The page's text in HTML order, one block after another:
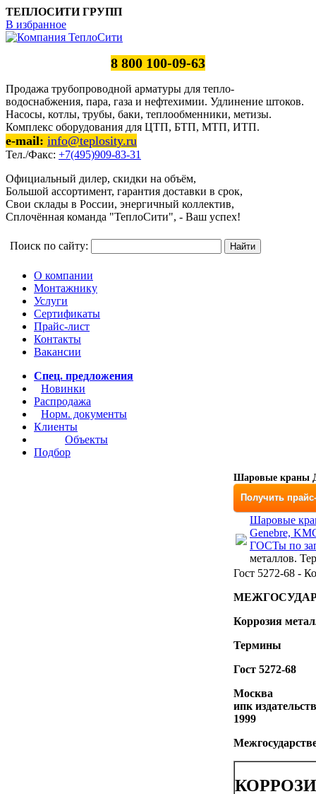
ТЕПЛОСИТИ ГРУПП
В избранное
8 800 100-09-63
Продажа трубопроводной арматуры для тепло-
водоснабжения, пара, газа и нефтехимии. Удлинение штоков.
Насосы, котлы, трубы, баки, теплообменники, метизы.
Комплекс оборудования для ЦТП, БТП, МТП, ИТП.
e-mail: info@teplosity.ru
Тел./Факс: +7(495)909-83-31
Официальный дилер, скидки на объём,
Большой ассортимент, гарантия доставки в срок,
Свои склады в России, энергичный коллектив,
Сплочённая команда "ТеплоСити", - Ваш успех!
Поиск по сайту:
О компании
Монтажнику
Услуги
Сертификаты
Прайс-лист
Контакты
Вакансии
Спец. предложения
Новинки
Распродажа
Норм. документы
Клиенты
Объекты
Подбор
Шаровые краны
Получить
Шаровые
Genebre,
ГОСТы по
металлов.
Гост 5272-68 -
Коррозия
Термины
Гост 5272-68
Москва
ипк
1999